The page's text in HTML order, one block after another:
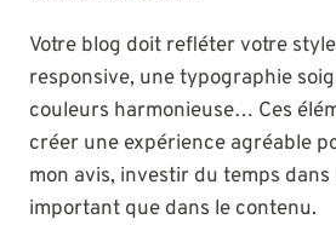
Votre blog doit refléter votre
responsive, une typographie
couleurs harmonieuse… Ces
créer une expérience agréable
mon avis, investir du temps dans
important que dans le contenu.